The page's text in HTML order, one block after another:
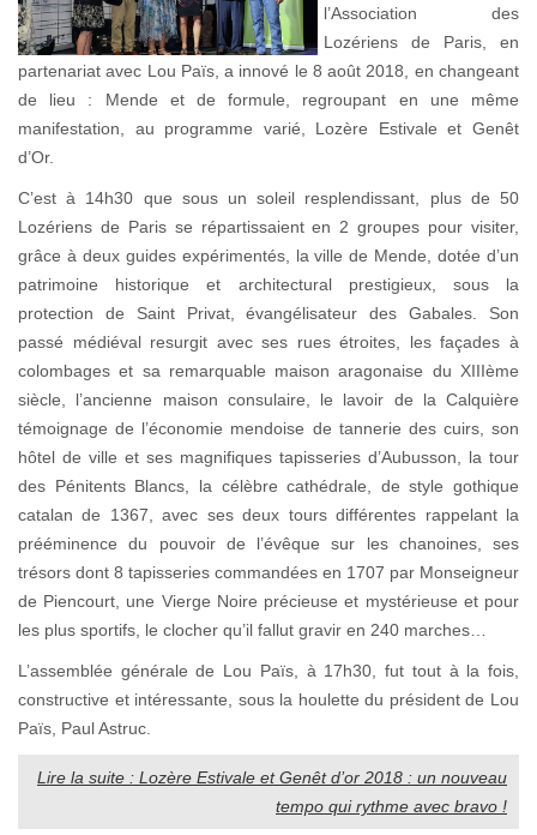
l’Association des
Lozériens de Paris, en
partenariat avec Lou Païs, a innové le 8 août 2018, en changeant
de lieu : Mende et de formule, regroupant en une même
manifestation, au programme varié, Lozère Estivale et Genêt
d’Or.
C’est à 14h30 que sous un soleil resplendissant, plus de 50
Lozériens de Paris se répartissaient en 2 groupes pour visiter,
grâce à deux guides expérimentés, la ville de Mende, dotée d’un
patrimoine historique et architectural prestigieux, sous la
protection de Saint Privat, évangélisateur des Gabales. Son
passé médiéval resurgit avec ses rues étroites, les façades à
colombages et sa remarquable maison aragonaise du XIIIème
siècle, l’ancienne maison consulaire, le lavoir de la Calquière
témoignage de l’économie mendoise de tannerie des cuirs, son
hôtel de ville et ses magnifiques tapisseries d’Aubusson, la tour
des Pénitents Blancs, la célèbre cathédrale, de style gothique
catalan de 1367, avec ses deux tours différentes rappelant la
prééminence du pouvoir de l’évêque sur les chanoines, ses
trésors dont 8 tapisseries commandées en 1707 par Monseigneur
de Piencourt, une Vierge Noire précieuse et mystérieuse et pour
les plus sportifs, le clocher qu’il fallut gravir en 240 marches…
L’assemblée générale de Lou Païs, à 17h30, fut tout à la fois,
constructive et intéressante, sous la houlette du président de Lou
Païs, Paul Astruc.
Lire la suite : Lozère Estivale et Genêt d’or 2018 : un nouveau
tempo qui rythme avec bravo !